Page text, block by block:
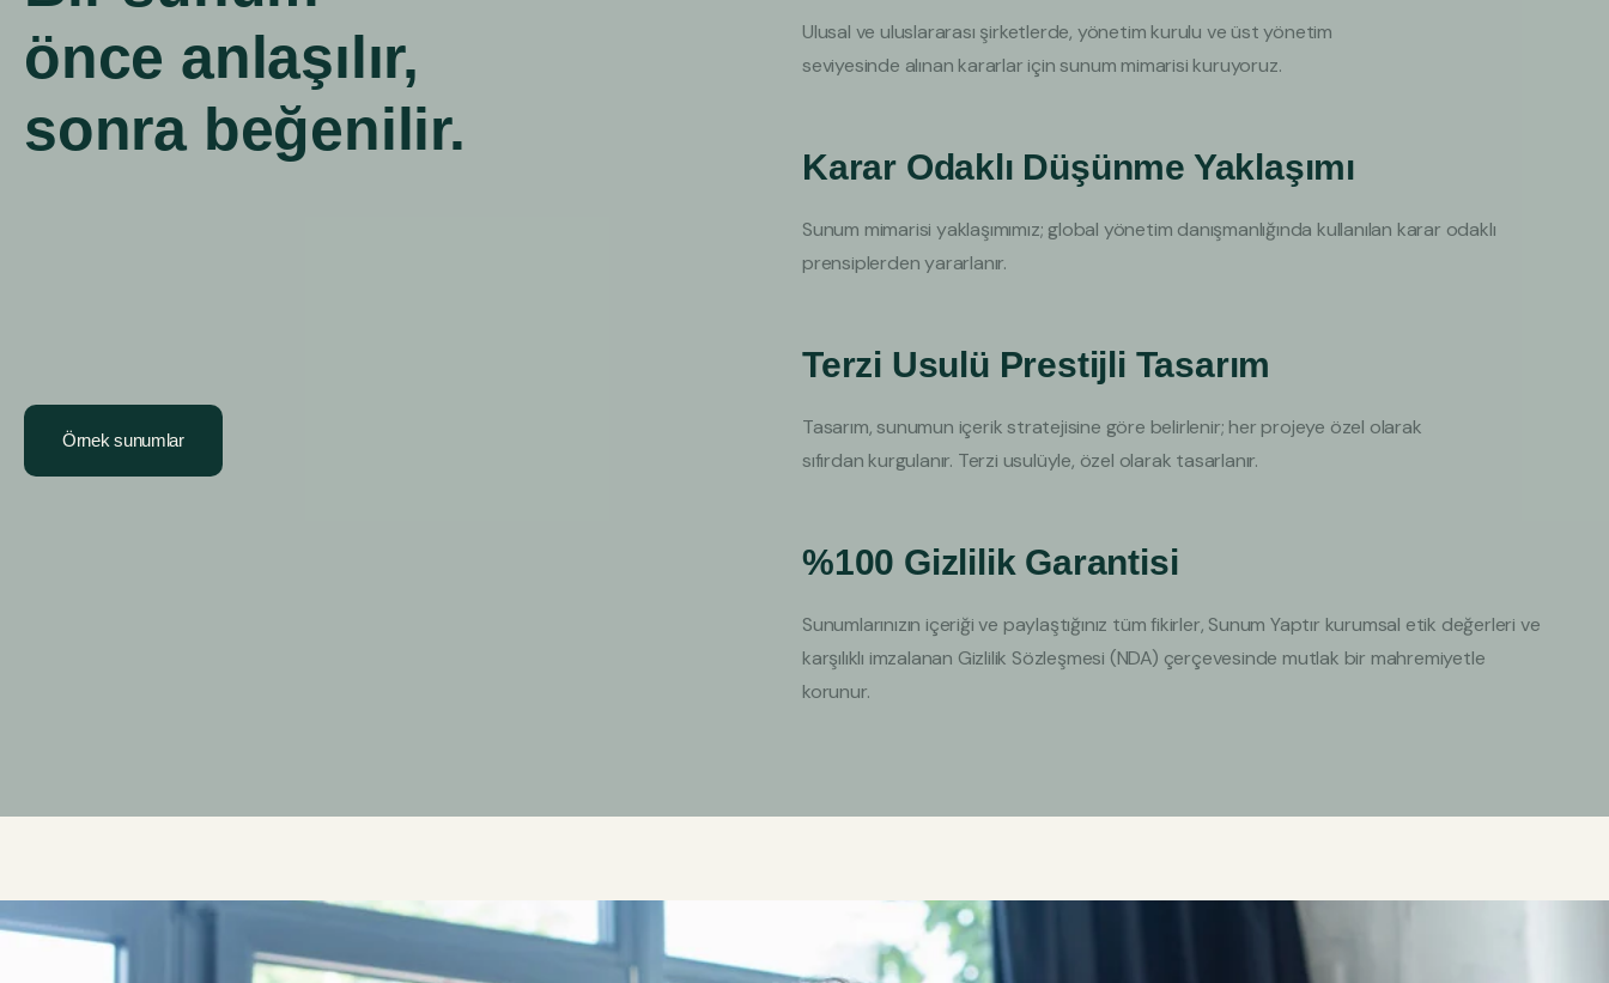
önce anlaşılır,
sonra beğenilir.
Örnek sunumlar
Ulusal ve uluslararası şirketlerde, yönetim kurulu ve üst yönetim
seviyesinde alınan kararlar için sunum mimarisi kuruyoruz.
Karar Odaklı Düşünme Yaklaşımı
Sunum mimarisi yaklaşımımız; global yönetim danışmanlığında kullanılan karar odaklı
prensiplerden yararlanır.
Terzi Usulü Prestijli Tasarım
Tasarım, sunumun içerik stratejisine göre belirlenir; her projeye özel olarak
sıfırdan kurgulanır. Terzi usulüyle, özel olarak tasarlanır.
%100 Gizlilik Garantisi
Sunumlarınızın içeriği ve paylaştığınız tüm fikirler, Sunum Yaptır kurumsal etik değerleri ve
karşılıklı imzalanan Gizlilik Sözleşmesi (NDA) çerçevesinde mutlak bir mahremiyetle
korunur.